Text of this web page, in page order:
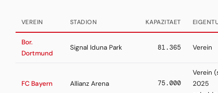
VEREIN STADION KAPAZITAET
Bor.
Dortmund
Signal Iduna Park 81.365 Verein
FC Bayern Allianz Arena 75.000
Verein
2025